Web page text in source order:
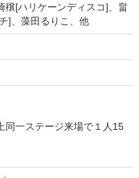
穣[ハリケーンディスコ]、畠
]、藻田るりこ、他
一ステージ来場で１人15